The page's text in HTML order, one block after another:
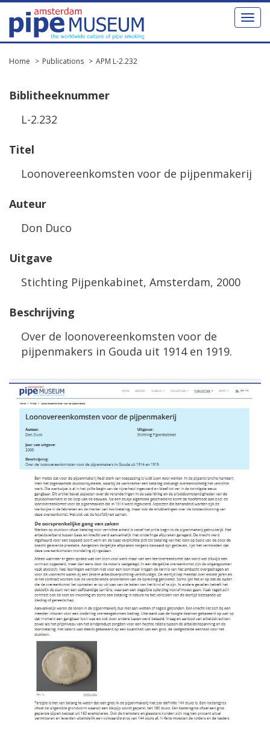
Toggle
Home Publications APM L-2.232
Biblitheeknummer
L-2.232
Titel
Loonovereenkomsten voor de pijpenmakerij
Auteur
Don Duco
Uitgave
Stichting Pijpenkabinet, Amsterdam, 2000
Beschrijving
Over de loonovereenkomsten voor de
pijpenmakers in Gouda uit 1914 en 1919.